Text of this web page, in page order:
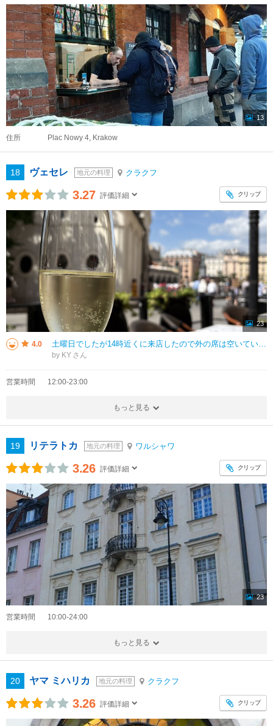
13
住所 Plac Nowy 4, Krakow
18 ヴェセレ 地元の料理 クラクフ
3.27 評価詳細 クリップ
23
4.0 土曜日でしたが14時近くに来店したので外の席は空いていました。 ポーランドのワインと、ジャガイモのパンケーキ、レバーパテを注文。 このレバーパテが大正解で、人生で一番美味しかったパテになりました。 全部についてくるパ
by KY
営業時間 12:00-23:00
もっと見る
19 リテラトカ 地元の料理 ワルシャワ
3.26 評価詳細 クリップ
23
営業時間 10:00-24:00
もっと見る
20 ヤマ ミハリカ 地元の料理 クラクフ
3.26 評価詳細 クリップ